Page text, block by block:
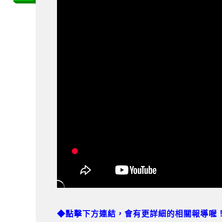
◆點擊下方連結，會有更詳細的相關報導喔